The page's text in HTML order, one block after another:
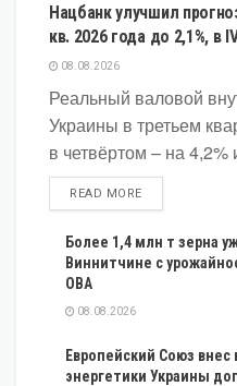
Нацбанк улучшил
кв. 2026 года до 2,1%, в
08.08.2026
Реальный валовой
Украины в третьем
в четвёртом – на 4,2%
READ MOREDETAILS
Более 1,4 млн т зерна
Виннитчине с
ОВА
08.08.2026
Европейский Союз
энергетики Украины